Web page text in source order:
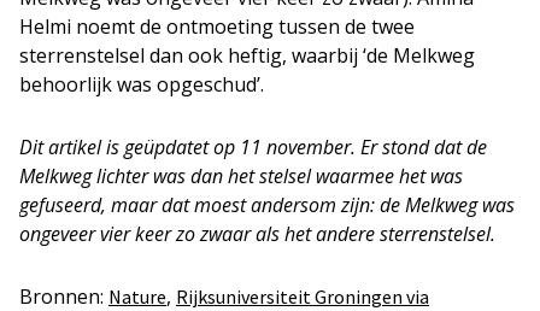
Helmi noemt de ontmoeting tussen de twee
sterrenstelsel dan ook heftig, waarbij ‘de Melkweg
behoorlijk was opgeschud’.
Dit artikel is geüpdatet op 11 november. Er stond dat de
Melkweg lichter was dan het stelsel waarmee het was
gefuseerd, maar dat moest andersom zijn: de Melkweg was
ongeveer vier keer zo zwaar als het andere sterrenstelsel.
Bronnen: Nature, Rijksuniversiteit Groningen via